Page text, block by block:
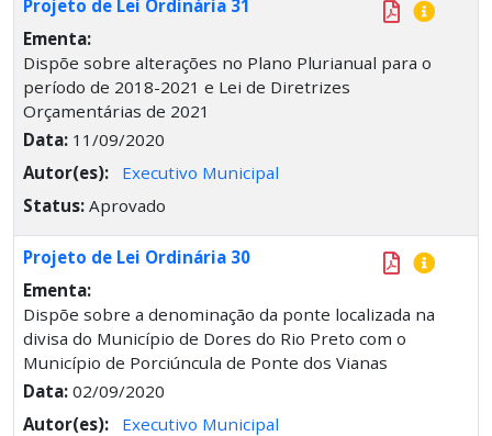
Projeto de Lei Ordinária 31
Ementa:
Dispõe sobre alterações no Plano Plurianual para o
período de 2018-2021 e Lei de Diretrizes
Orçamentárias de 2021
Data: 11/09/2020
Autor(es):
Executivo Municipal
Status: Aprovado
Projeto de Lei Ordinária 30
Ementa:
Dispõe sobre a denominação da ponte localizada na
divisa do Município de Dores do Rio Preto com o
Município de Porciúncula de Ponte dos Vianas
Data: 02/09/2020
Autor(es):
Executivo Municipal